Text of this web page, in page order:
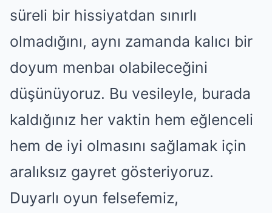
süreli bir hissiyatdan sınırlı
olmadığını, aynı zamanda kalıcı bir
doyum menbaı olabileceğini
düşünüyoruz. Bu vesileyle, burada
kaldığınız her vaktin hem eğlenceli
hem de iyi olmasını sağlamak için
aralıksız gayret gösteriyoruz.
Duyarlı oyun felsefemiz,